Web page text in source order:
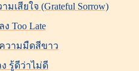
เสียใจ (Grateful Sorrow)
Too Late
วามมืดสีขาว
รู้ดีว่าไม่ดี